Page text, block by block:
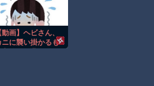
原因で交通事故が起きてしまう。
ール（50%還元）」アツいスポーツマ
偶々その近くにい
時にその袋の真ん
辺りに 五百円玉く
いの穴が空いてい
のを見つけた。
動画】ヘビさん、
ニに襲い掛かるも